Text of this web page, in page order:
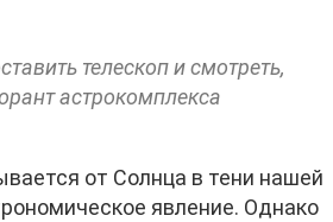
телескоп и смотреть,
астрокомплекса
от Солнца в тени нашей
явление. Однако